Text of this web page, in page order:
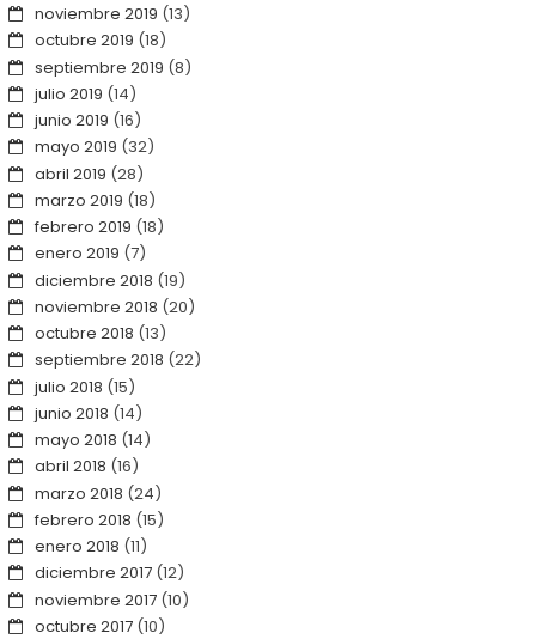
noviembre 2019 (13)
octubre 2019 (18)
septiembre 2019 (8)
julio 2019 (14)
junio 2019 (16)
mayo 2019 (32)
abril 2019 (28)
marzo 2019 (18)
febrero 2019 (18)
enero 2019 (7)
diciembre 2018 (19)
noviembre 2018 (20)
octubre 2018 (13)
septiembre 2018 (22)
julio 2018 (15)
junio 2018 (14)
mayo 2018 (14)
abril 2018 (16)
marzo 2018 (24)
febrero 2018 (15)
enero 2018 (11)
diciembre 2017(12)
noviembre 2017(10)
octubre 2017(10)